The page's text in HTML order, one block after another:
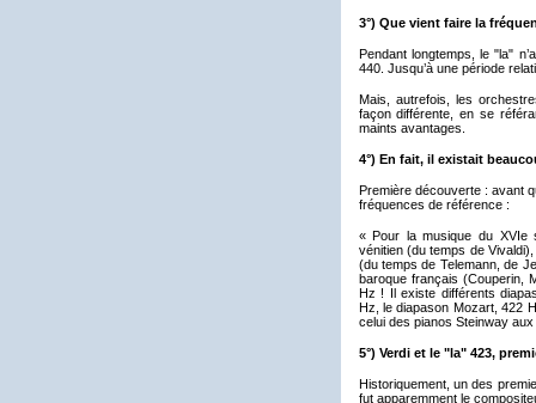
3°) Que vient faire la
Pendant longtemps, le "la"
440. Jusqu’à une période
Mais, autrefois, les
façon différente, en se
maints avantages.
4°) En fait, il existait
Première découverte : avant
fréquences de référence :
« Pour la musique du XVIe
vénitien (du temps de
(du temps de Telemann, de
baroque français (Couperin,
Hz ! Il existe différents
Hz, le diapason Mozart, 422
celui des pianos Steinway
5°) Verdi et le "la" 423,
Historiquement, un des
fut apparemment le